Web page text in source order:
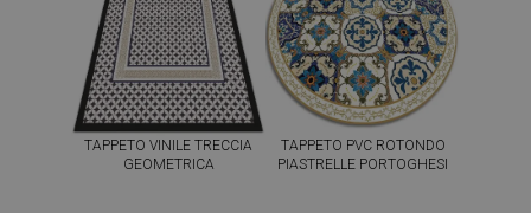
TAPPETO VINILE TRECCIA
GEOMETRICA
TAPPETO PVC ROTONDO
PIASTRELLE PORTOGHESI